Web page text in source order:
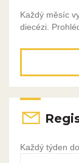
Každý měsíc
diecézi.
Každý týden